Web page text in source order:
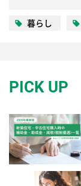
暮らし
PICK UP